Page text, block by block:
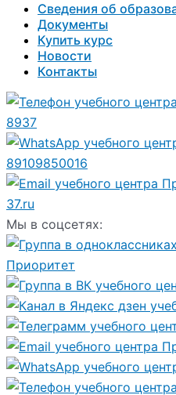
Сведения об
Документы
Купить курс
Новости
Контакты
8937
89109850016
37.ru
Мы в соцсетях: